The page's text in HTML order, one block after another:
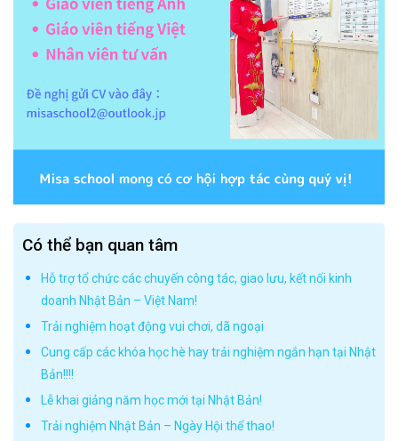
Có thể bạn quan tâm
Hỗ trợ tổ chức các chuyến công tác, giao lưu, kết nối kinh
doanh Nhật Bản – Việt Nam!
Trải nghiệm hoạt động vui chơi, dã ngoại
Cung cấp các khóa học hè hay trải nghiệm ngắn hạn tại Nhật
Bản!!!!
Lễ khai giảng năm học mới tại Nhật Bản!
Trải nghiệm Nhật Bản – Ngày Hội thể thao!